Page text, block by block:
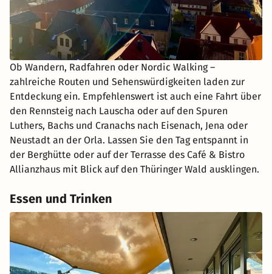
Ob Wandern, Radfahren oder Nordic Walking –
zahlreiche Routen und Sehenswürdigkeiten laden zur
Entdeckung ein. Empfehlenswert ist auch eine Fahrt über
den Rennsteig nach Lauscha oder auf den Spuren
Luthers, Bachs und Cranachs nach Eisenach, Jena oder
Neustadt an der Orla. Lassen Sie den Tag entspannt in
der Berghütte oder auf der Terrasse des Café & Bistro
Allianzhaus mit Blick auf den Thüringer Wald ausklingen.
Essen und Trinken